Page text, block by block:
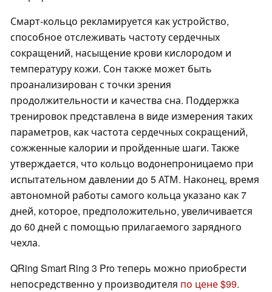
Смарт-кольцо рекламируется как устройство,
способное отслеживать частоту сердечных
сокращений, насыщение крови кислородом и
температуру кожи. Сон также может быть
проанализирован с точки зрения
продолжительности и качества сна. Поддержка
тренировок представлена в виде измерения таких
параметров, как частота сердечных сокращений,
сожженные калории и пройденные шаги. Также
утверждается, что кольцо водонепроницаемо при
испытательном давлении до 5 АТМ. Наконец, время
автономной работы самого кольца указано как 7
дней, которое, предположительно, увеличивается
до 60 дней с помощью прилагаемого зарядного
чехла.
QRing Smart Ring 3 Pro теперь можно приобрести
непосредственно у производителя по цене $99.